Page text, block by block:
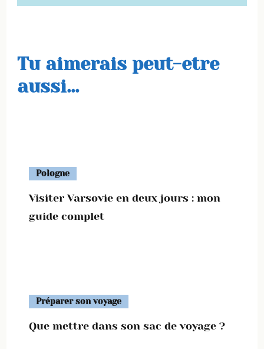
Tu aimerais peut-etre
aussi...
Pologne
Visiter Varsovie en deux jours : mon
guide complet
Préparer son voyage
Que mettre dans son sac de voyage ?